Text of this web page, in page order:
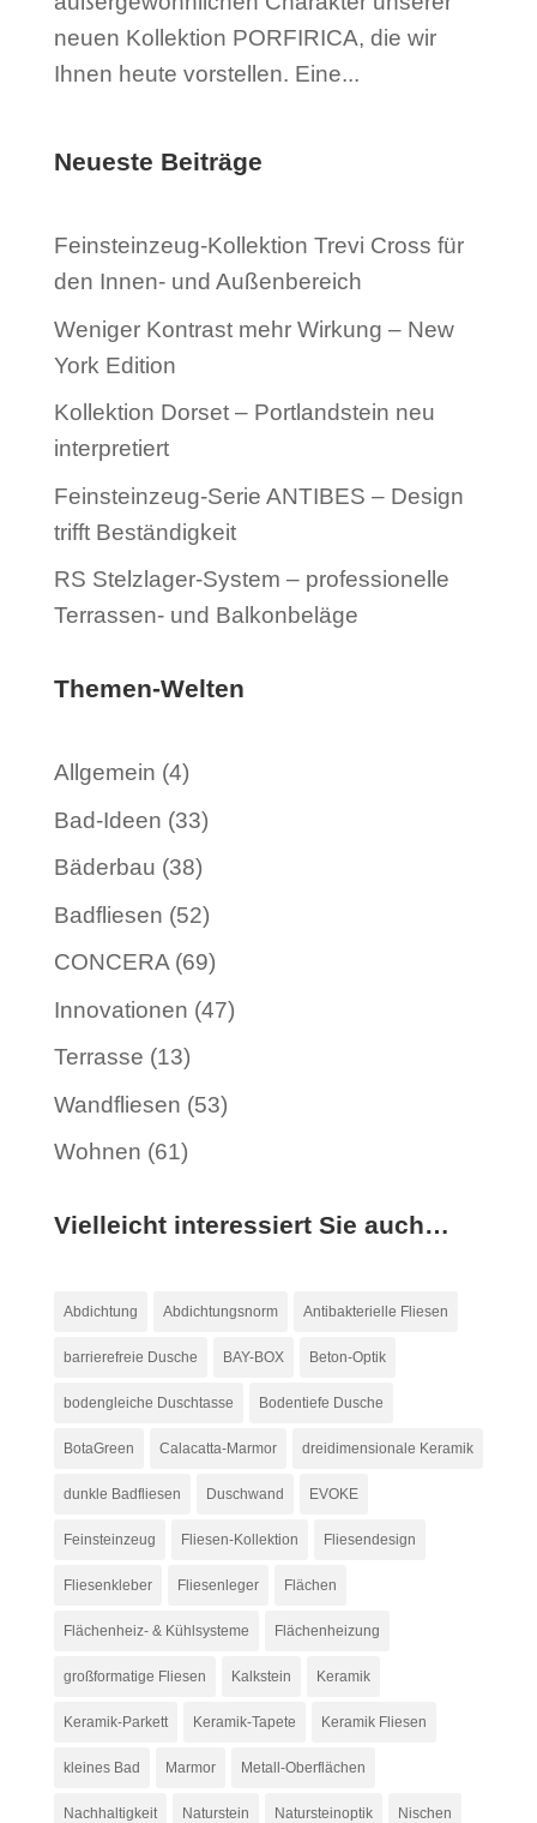
neuen Kollektion PORFIRICA, die wir
Ihnen heute vorstellen. Eine...
Neueste Beiträge
Feinsteinzeug-Kollektion Trevi Cross für
den Innen- und Außenbereich
Weniger Kontrast mehr Wirkung – New
York Edition
Kollektion Dorset – Portlandstein neu
interpretiert
Feinsteinzeug-Serie ANTIBES – Design
trifft Beständigkeit
RS Stelzlager-System – professionelle
Terrassen- und Balkonbeläge
Themen-Welten
Allgemein (4)
Bad-Ideen (33)
Bäderbau (38)
Badfliesen (52)
CONCERA(69)
Innovationen (47)
Terrasse (13)
Wandfliesen (53)
Wohnen (61)
Vielleicht interessiert Sie auch…
Abdichtung Abdichtungsnorm Antibakterielle Fliesen
barrierefreie Dusche BAY-BOX Beton-Optik
bodengleiche Duschtasse Bodentiefe Dusche
BotaGreen Calacatta-Marmor dreidimensionale Keramik
dunkle Badfliesen Duschwand EVOKE
Feinsteinzeug Fliesen-Kollektion Fliesendesign
Fliesenkleber Fliesenleger Flächen
Flächenheiz- & Kühlsysteme Flächenheizung
großformatige Fliesen Kalkstein Keramik
Keramik-Parkett Keramik-Tapete Keramik Fliesen
kleines Bad Marmor Metall-Oberflächen
Nachhaltigkeit Naturstein Natursteinoptik Nischen